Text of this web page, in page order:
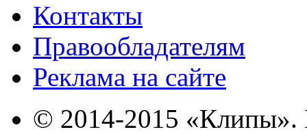
Контакты
Правообладателям
Реклама на сайте
© 2014-2015 «Клипы».